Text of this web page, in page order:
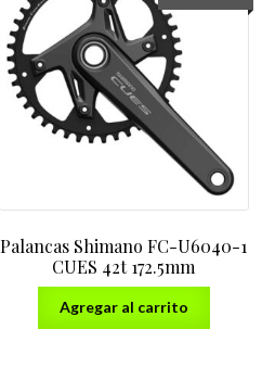
del
producto
Palancas Shimano FC-U6040-1
CUES 42t 172.5mm
Agregar al carrito